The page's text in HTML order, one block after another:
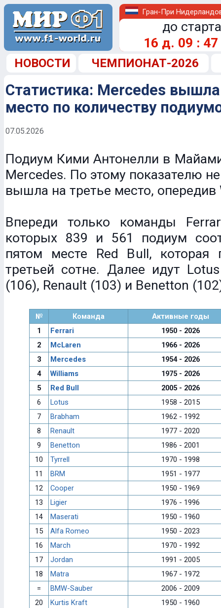
Гран-При
до
16 д. 09 : 47
НОВОСТИ ЧЕМПИОНАТ-2026
Статистика: Mercedes
место по количеству
07.05.2026
Подиум Кими Антонелли в
Mercedes. По этому показателю
вышла на третье место, опередив
Впереди только команды
которых 839 и 561 подиум
пятом месте Red Bull, которая
третьей сотне. Далее идут
(106), Renault (103) и Benetton
№ Команда
Активные годы
1
Ferrari
1950 - 2026
2
McLaren
1966 - 2026
3
Mercedes
1954 - 2026
4
Williams
1975 - 2026
5
Red Bull
2005 - 2026
6
Lotus
1958 - 2015
7
Brabham
1962 - 1992
8
Renault
1977 - 2020
9
Benetton
1986 - 2001
10
Tyrrell
1970 - 1998
11
BRM
1951 - 1977
12
Cooper
1950 - 1969
13
Ligier
1976 - 1996
14
Maserati
1950 - 1960
15
Alfa Romeo
1950 - 2023
16
March
1970 - 1992
17
Jordan
1991 - 2005
18
Matra
1967 - 1972
=
BMW-Sauber
2006 - 2009
20
Kurtis Kraft 1950 - 1960